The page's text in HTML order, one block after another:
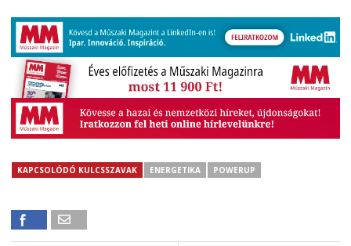
KAPCSOLÓDÓ KULCSSZAVAK ENERGETIKA POWERUP